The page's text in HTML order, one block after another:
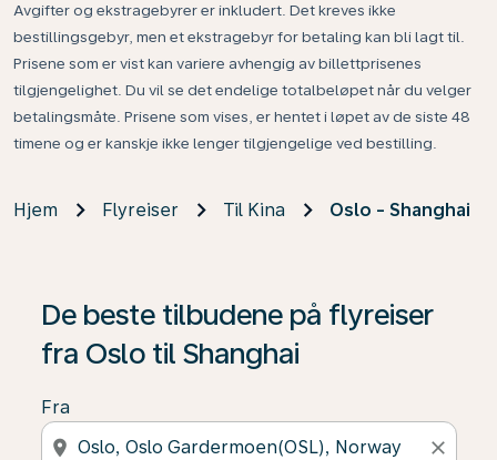
Avgifter og ekstragebyrer er inkludert. Det kreves ikke
bestillingsgebyr, men et ekstragebyr for betaling kan bli lagt til.
Prisene som er vist kan variere avhengig av billettprisenes
tilgjengelighet. Du vil se det endelige totalbeløpet når du velger
betalingsmåte. Prisene som vises, er hentet i løpet av de siste 48
timene og er kanskje ikke lenger tilgjengelige ved bestilling.
Hjem Flyreiser Til Kina Oslo - Shanghai
De beste tilbudene på flyreiser
fra Oslo til Shanghai
Fra
location_on close
Hvis det ikke er noen resultater, kan du klikke på